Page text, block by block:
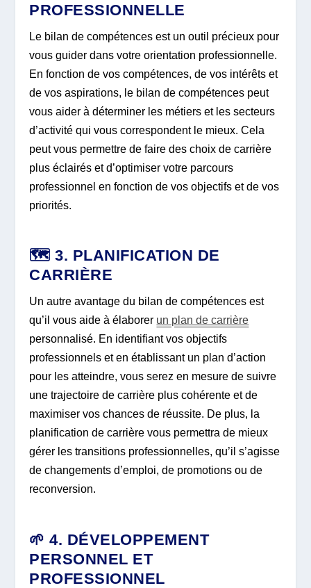
PROFESSIONNELLE
Le bilan de compétences est un outil précieux pour
vous guider dans votre orientation professionnelle.
En fonction de vos compétences, de vos intérêts et
de vos aspirations, le bilan de compétences peut
vous aider à déterminer les métiers et les secteurs
d’activité qui vous correspondent le mieux. Cela
peut vous permettre de faire des choix de carrière
plus éclairés et d’optimiser votre parcours
professionnel en fonction de vos objectifs et de vos
priorités.
🗺️ 3. PLANIFICATION DE
CARRIÈRE
Un autre avantage du bilan de compétences est
qu’il vous aide à élaborer un plan de carrière
personnalisé. En identifiant vos objectifs
professionnels et en établissant un plan d’action
pour les atteindre, vous serez en mesure de suivre
une trajectoire de carrière plus cohérente et de
maximiser vos chances de réussite. De plus, la
planification de carrière vous permettra de mieux
gérer les transitions professionnelles, qu’il s’agisse
de changements d’emploi, de promotions ou de
reconversion.
🌱 4. DÉVELOPPEMENT
PERSONNEL ET
PROFESSIONNEL